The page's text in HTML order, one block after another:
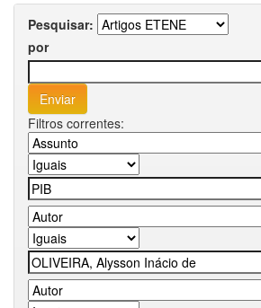
Pesquisar:
por
Filtros correntes: